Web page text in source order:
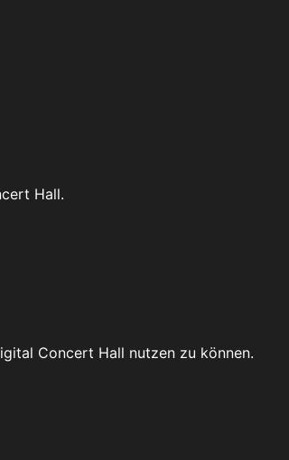
Hall.
Concert Hall nutzen zu können.